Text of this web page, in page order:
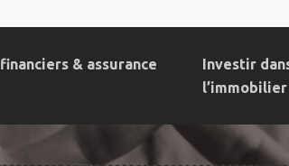
& assurance
Investir
l’immobilier